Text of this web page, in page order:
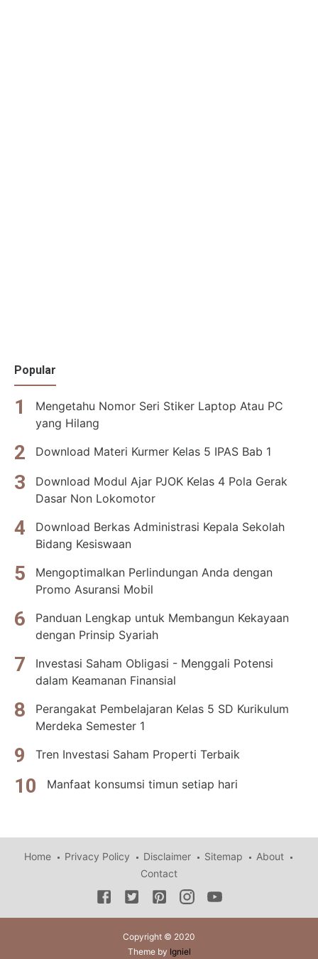
Popular
Mengetahu Nomor Seri Stiker Laptop Atau PC
yang Hilang
Download Materi Kurmer Kelas 5 IPAS Bab 1
Download Modul Ajar PJOK Kelas 4 Pola Gerak
Dasar Non Lokomotor
Download Berkas Administrasi Kepala Sekolah
Bidang Kesiswaan
Mengoptimalkan Perlindungan Anda dengan
Promo Asuransi Mobil
Panduan Lengkap untuk Membangun Kekayaan
dengan Prinsip Syariah
Investasi Saham Obligasi - Menggali Potensi
dalam Keamanan Finansial
Perangakat Pembelajaran Kelas 5 SD Kurikulum
Merdeka Semester 1
Tren Investasi Saham Properti Terbaik
Manfaat konsumsi timun setiap hari
Home Privacy Policy Disclaimer Sitemap
About
Contact
Copyright © 2020
Theme by Igniel